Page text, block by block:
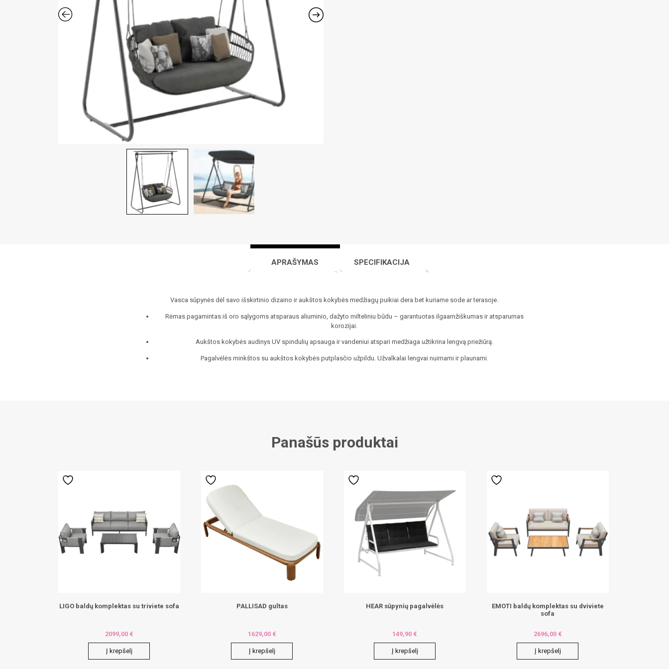
APRAŠYMAS SPECIFIKACIJA
Vasca sūpynės dėl savo išskirtinio dizaino ir aukštos kokybės medžiagų puikiai dera bet kuriame sode ar terasoje.
Rėmas pagamintas iš oro sąlygoms atsparaus aliuminio, dažyto milteliniu būdu – garantuotas ilgaamžiškumas ir atsparumas
korozijai.
Aukštos kokybės audinys UV spindulių apsauga ir vandeniui atspari medžiaga užtikrina lengvą priežiūrą.
Pagalvėlės minkštos su aukštos kokybės putplasčio užpildu. Užvalkalai lengvai nuimami ir plaunami.
Panašūs produktai
LIGO baldų komplektas su triviete sofa
2099,00 €
Į krepšelį
PALLISAD gultas
1629,00 €
Į krepšelį
HEAR sūpynių pagalvėlės
149,90 €
Į krepšelį
EMOTI baldų komplektas su dviviete
sofa
2696,00 €
Į krepšelį